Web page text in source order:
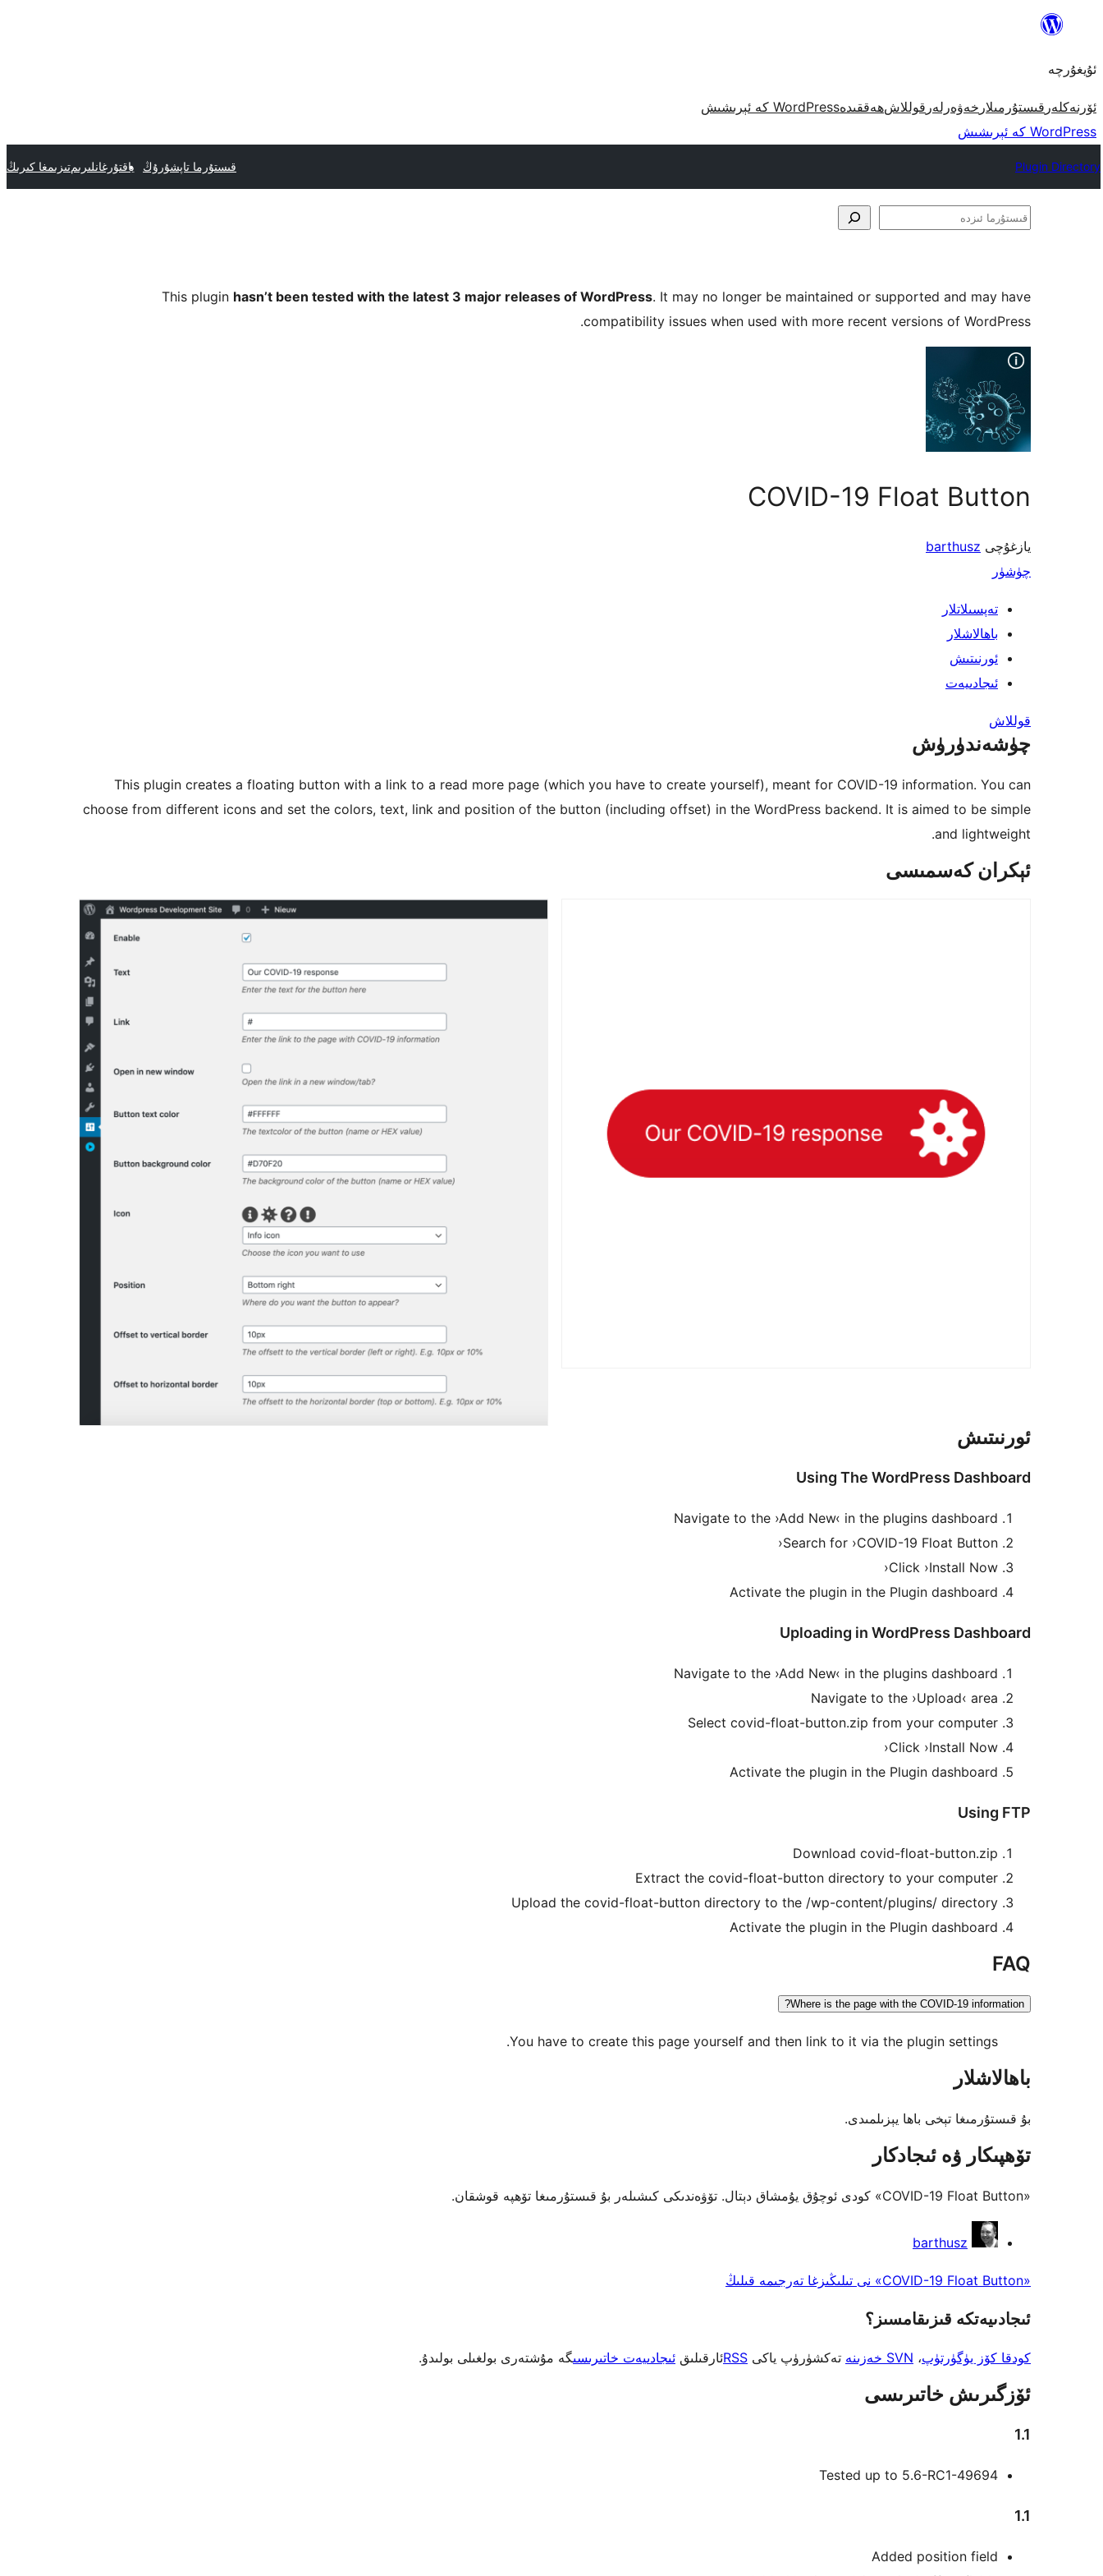
مەزمۇنغا
ئۇيغۇرچە
ئۆرنەكلەر قىستۇرمىلار خەۋەرلەر قوللاشھەققىدەWordPress كە ئېرىشىش
WordPress كە ئېرىشىش
Plugin Directory قىستۇرما تاپشۇرۇڭ ياقتۇرغانلىرىمتىزىمغا كىرىڭ
قىستۇرما
This plugin hasn’t been tested with the latest 3 major releases of WordPress. It may no longer be maintained or supported and may have
compatibility issues when used with more recent versions of WordPress.
COVID-19 Float Button
يازغۇچى barthusz
چۈشۈر
تەپسىلاتلار
باھالاشلار
ئورنىتىش
ئىجادىيەت
قوللاش
چۈشەندۈرۈش
This plugin creates a floating button with a link to a read more page (which you have to create yourself), meant for COVID-19 information. You can
choose from different icons and set the colors, text, link and position of the button (including offset) in the WordPress backend. It is aimed to be simple
and lightweight.
ئېكران كەسمىسى
ئورنىتىش
Using The WordPress Dashboard
Navigate to the ›Add New‹ in the plugins dashboard
Search for ›COVID-19 Float Button‹
Click ›Install Now‹
Activate the plugin in the Plugin dashboard
Uploading in WordPress Dashboard
Navigate to the ›Add New‹ in the plugins dashboard
Navigate to the ›Upload‹ area
Select covid-float-button.zip from your computer
Click ›Install Now‹
Activate the plugin in the Plugin dashboard
Using FTP
Download covid-float-button.zip
Extract the covid-float-button directory to your computer
Upload the covid-float-button directory to the /wp-content/plugins/ directory
Activate the plugin in the Plugin dashboard
FAQ
Where is the page with the COVID-19 information?
You have to create this page yourself and then link to it via the plugin settings.
باھالاشلار
بۇ قىستۇرمىغا تېخى باھا يېزىلمىدى.
تۆھپىكار ۋە ئىجادكار
«COVID-19 Float Button» كودى ئوچۇق يۇمشاق دېتال. تۆۋەندىكى كىشىلەر بۇ قىستۇرمىغا تۆھپە قوشقان.
تۆھپىكار
barthusz
«COVID-19 Float Button» نى تىلىڭىزغا تەرجىمە قىلىڭ
ئىجادىيەتكە قىزىقامسىز؟
كودقا كۆز يۈگۈرتۈپ، SVN خەزىنە تەكشۈرۈپ ياكى RSSئارقىلىق ئىجادىيەت خاتىرىسىگە مۇشتەرى بولغىلى بولىدۇ.
ئۆزگىرىش خاتىرىسى
1.1
Tested up to 5.6-RC1-49694
1.1
Added position field